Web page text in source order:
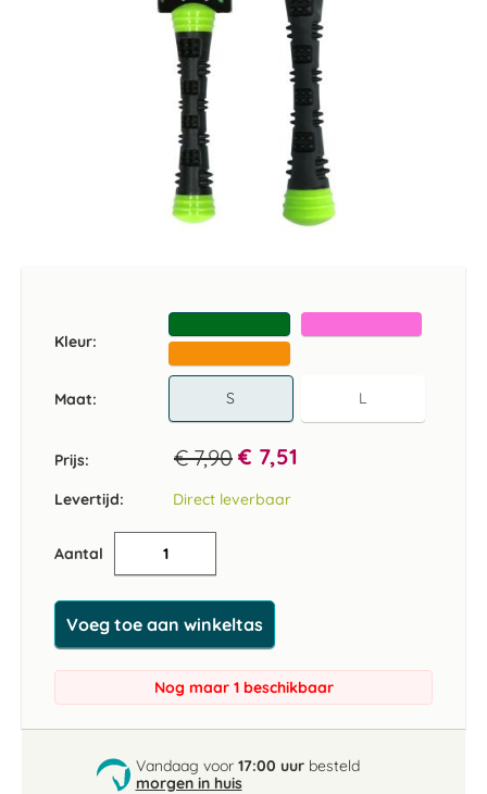
Kleur
Maat S L
Prijs: € 7,90 € 7,51
Levertijd: Direct leverbaar
Aantal
Voeg toe aan winkeltas
Nog maar 1 beschikbaar
Vandaag voor 17:00 uurbesteld
morgen in huis
gallerij